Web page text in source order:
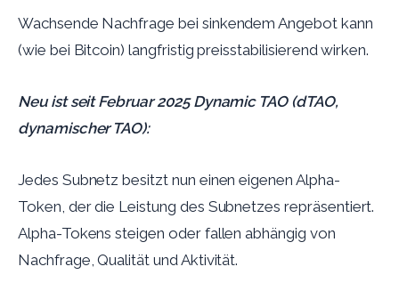
Wachsende Nachfrage bei sinkendem Angebot kann
(wie bei Bitcoin) langfristig preisstabilisierend wirken.
Neu ist seit Februar 2025 Dynamic TAO (dTAO,
dynamischer TAO):
Jedes Subnetz besitzt nun einen eigenen Alpha-
Token, der die Leistung des Subnetzes repräsentiert.
Alpha-Tokens steigen oder fallen abhängig von
Nachfrage, Qualität und Aktivität.